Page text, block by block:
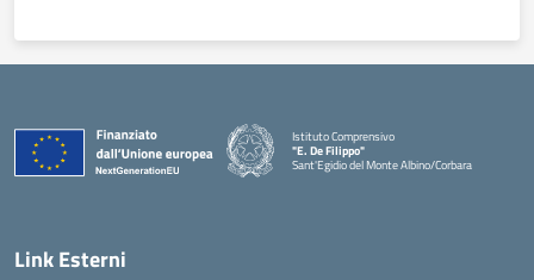
Istituto Comprensivo
"E. De Filippo"
Sant'Egidio del Monte Albino/Corbara
Link Esterni